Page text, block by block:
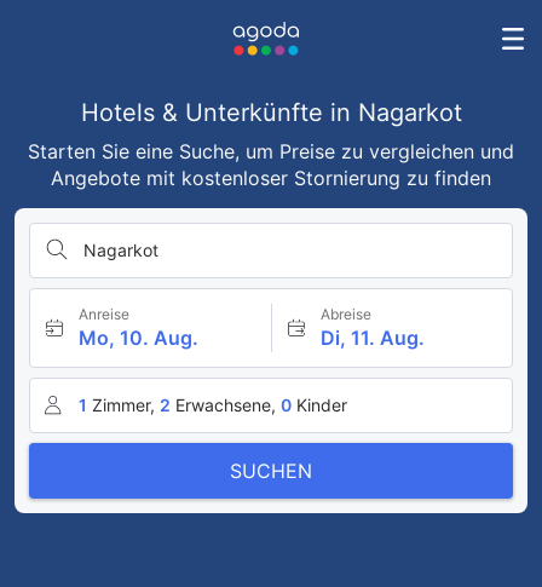
Hotels & Unterkünfte in Nagarkot
Starten Sie eine Suche, um Preise zu vergleichen und
Angebote mit kostenloser Stornierung zu finden
Nagarkot
Anreise
Mo, 10. Aug.
Abreise
Di, 11. Aug.
1 Zimmer, 2 Erwachsene, 0 Kinder
SUCHEN